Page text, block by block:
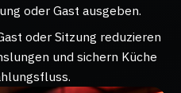
oder Gast ausgeben.
oder Sitzung reduzieren
und sichern Küche